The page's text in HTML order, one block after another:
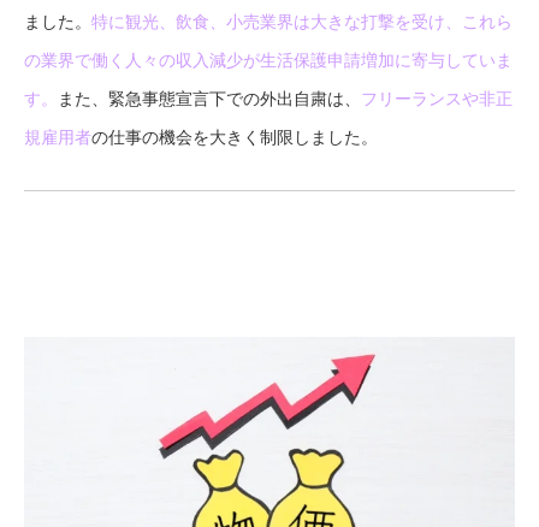
ました。 特に観光、飲食、小売業界は大きな打撃を受け、これら
の業界で働く人々の収入減少が生活保護申請増加に寄与していま
す。
また、緊急事態宣言下での外出自粛は、 フリーランスや非正
規雇用者の仕事の機会を大きく制限しました。